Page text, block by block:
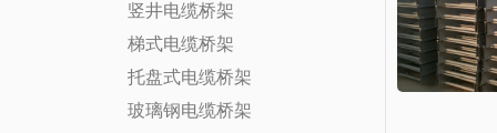
竖井电缆桥架
梯式电缆桥架
托盘式电缆桥架
玻璃钢电缆桥架